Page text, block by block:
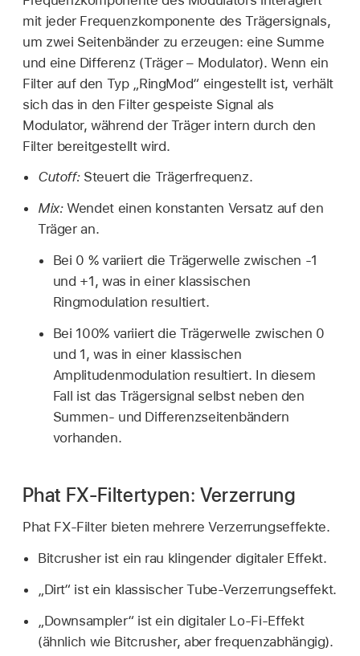
mit jeder Frequenzkomponente des Trägersignals,
um zwei Seitenbänder zu erzeugen: eine Summe
und eine Differenz (Träger – Modulator). Wenn ein
Filter auf den Typ „RingMod“ eingestellt ist, verhält
sich das in den Filter gespeiste Signal als
Modulator, während der Träger intern durch den
Filter bereitgestellt wird.
Cutoff:Steuert die Trägerfrequenz.
Mix:Wendet einen konstanten Versatz auf den
Träger an.
Bei 0 % variiert die Trägerwelle zwischen -1
und +1, was in einer klassischen
Ringmodulation resultiert.
Bei 100% variiert die Trägerwelle zwischen 0
und 1, was in einer klassischen
Amplitudenmodulation resultiert. In diesem
Fall ist das Trägersignal selbst neben den
Summen- und Differenzseitenbändern
vorhanden.
Phat FX-Filtertypen: Verzerrung
Phat FX-Filter bieten mehrere Verzerrungseffekte.
Bitcrusher ist ein rau klingender digitaler Effekt.
„Dirt“ ist ein klassischer Tube-Verzerrungseffekt.
„Downsampler“ ist ein digitaler Lo-Fi-Effekt
(ähnlich wie Bitcrusher, aber frequenzabhängig).